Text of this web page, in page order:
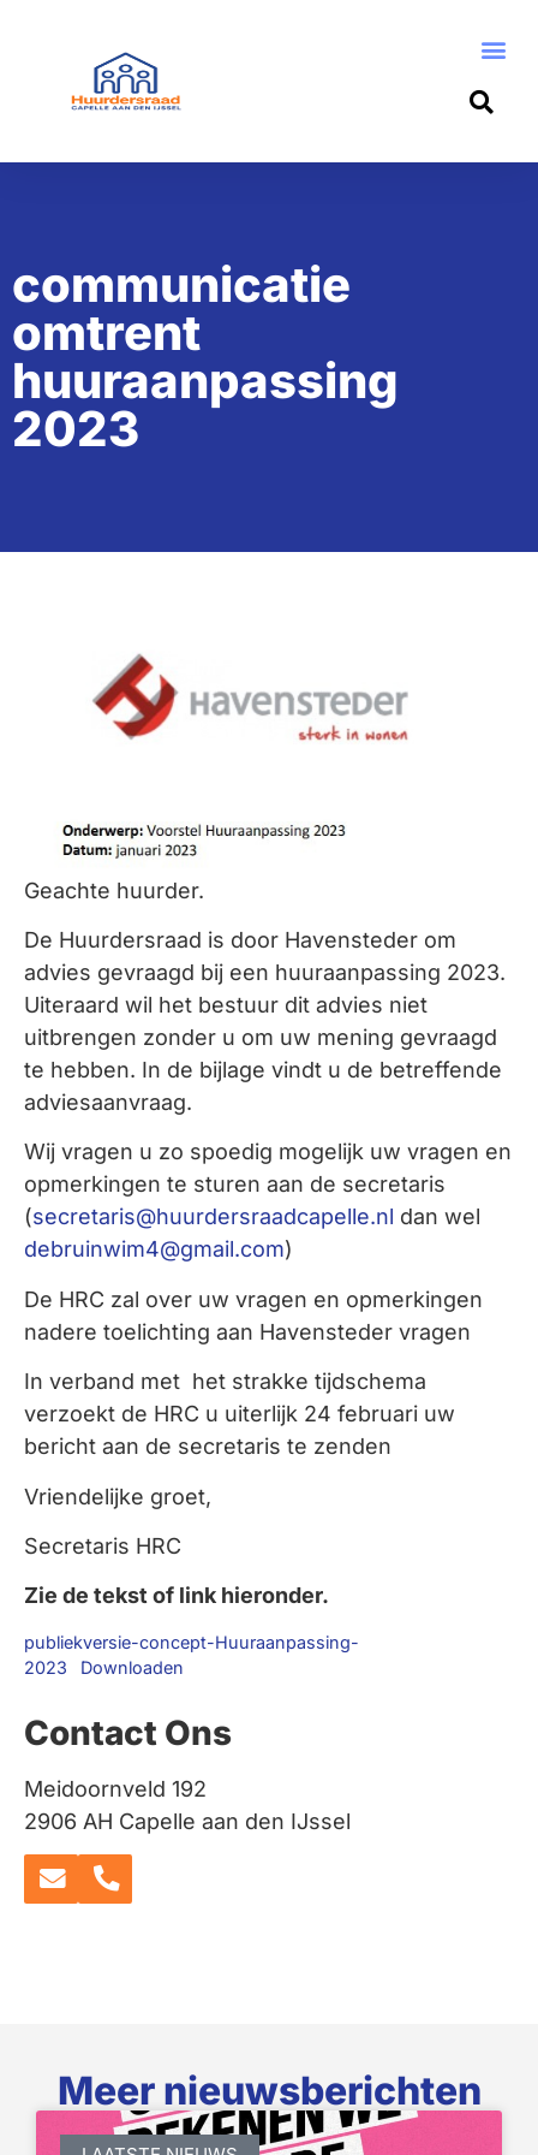
communicatie
omtrent
huuraanpassing
2023
Geachte huurder.
De Huurdersraad is door Havensteder om
advies gevraagd bij een huuraanpassing 2023.
Uiteraard wil het bestuur dit advies niet
uitbrengen zonder u om uw mening gevraagd
te hebben. In de bijlage vindt u de betreffende
adviesaanvraag.
Wij vragen u zo spoedig mogelijk uw vragen en
opmerkingen te sturen aan de secretaris
(secretaris@huurdersraadcapelle.nl dan wel
debruinwim4@gmail.com)
De HRC zal over uw vragen en opmerkingen
nadere toelichting aan Havensteder vragen
In verband met het strakke tijdschema
verzoekt de HRC u uiterlijk 24 februari uw
bericht aan de secretaris te zenden
Vriendelijke groet,
Secretaris HRC
Zie de tekst of link hieronder.
publiekversie-concept-Huuraanpassing-
2023
Downloaden
Contact Ons
Meidoornveld 192
2906 AH Capelle aan den IJssel
Meer nieuwsberichten